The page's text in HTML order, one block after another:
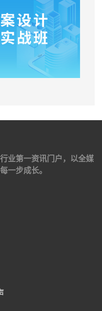
业第一资讯门户，以全媒
一步成长。